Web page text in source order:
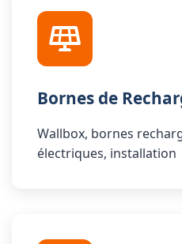
Bornes de
Wallbox, bornes
électriques, installation